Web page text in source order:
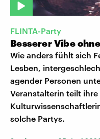
FLINTA-Party
Besserer Vibe
Wie anders fühlt sich
Lesben,
agender Personen
Veranstalterin teilt
solche Partys.